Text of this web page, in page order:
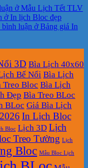
ở Mẫu Lịch Tết TLV
ở In lịch Bloc đẹp
luận ở Bảng giá In
3D Bìa Lịch 40x60
Bế Nổi Bìa Lịch
Treo Bloc Bìa Lịch
Đẹp Bìa Treo BLoc
BLoc Giá Bìa Lịch
In Lịch Bloc
Bloc Lịch 3D Lịch
Treo Tường Lịch
Bloc Mẫu Bloc Lịch